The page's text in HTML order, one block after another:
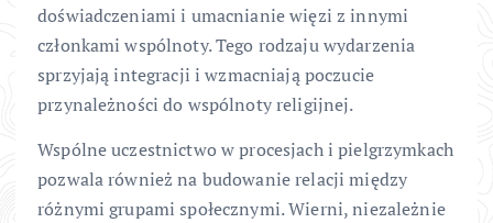
doświadczeniami i umacnianie więzi z innymi
członkami wspólnoty. Tego rodzaju wydarzenia
sprzyjają integracji i wzmacniają poczucie
przynależności do wspólnoty religijnej.
Wspólne uczestnictwo w procesjach i pielgrzymkach
pozwala również na budowanie relacji między
różnymi grupami społecznymi. Wierni, niezależnie